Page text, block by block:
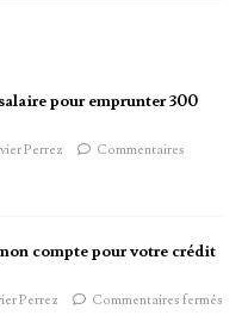
pour emprunter 300
Perrez
Commentaires
compte pour votre crédit
Perrez Commentaires fermés